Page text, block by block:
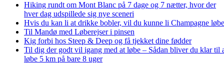
Hiking rundt om Mont Blanc på 7 dage og 7 nætter, hvor der
hver dag udspillede sig nye sceneri
Hvis du kan li at drikke bobler, vil du kunne li Champagne
Til Mandø med Løberejser i pinsen
Kig forbi hos Steep & Deep og få tjekket dine fødder
Til dig der godt vil igang med at løbe – Sådan bliver du klar til
løbe 5 km på bare 8 uger